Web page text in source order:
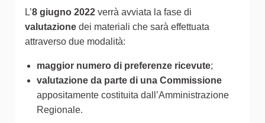
L’8 giugno 2022 verrà avviata la fase di
valutazione dei materiali che sarà effettuata
attraverso due modalità:
maggior numero di preferenze ricevute;
valutazione da parte di una Commissione
appositamente costituita dall’Amministrazione
Regionale.